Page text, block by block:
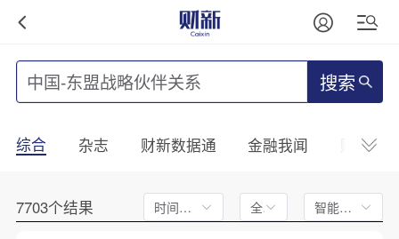
搜索
综合 杂志 财新数据通 金融我闻 财新
7703个结果 时间不限 全文 智能排序